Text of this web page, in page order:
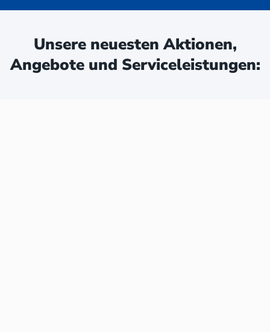
Unsere neuesten Aktionen,
Angebote und Serviceleistungen: